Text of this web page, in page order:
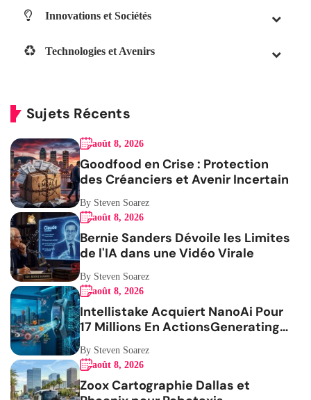
Innovations et Sociétés
Technologies et Avenirs
Sujets Récents
août 8, 2026
Goodfood en Crise : Protection
des Créanciers et Avenir Incertain
By Steven Soarez
août 8, 2026
Bernie Sanders Dévoile les Limites
de l'IA dans une Vidéo Virale
By Steven Soarez
août 8, 2026
Intellistake Acquiert NanoAi Pour
17 Millions En ActionsGenerating
the French blog article
By Steven Soarez
août 8, 2026
Zoox Cartographie Dallas et